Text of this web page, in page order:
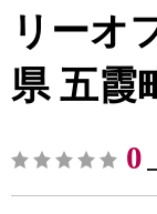
リーオ
県 五霞
0